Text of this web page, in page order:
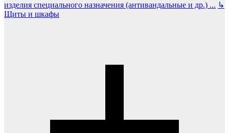
изделия специального назначения (антивандальные и др.) ... ↳
Щиты и шкафы